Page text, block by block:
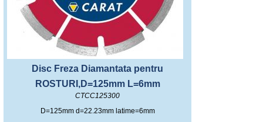
Disc Freza Diamantata pentru
ROSTURI,D=125mm L=6mm
CTCC125300
D=125mm d=22.23mm latime=6mm